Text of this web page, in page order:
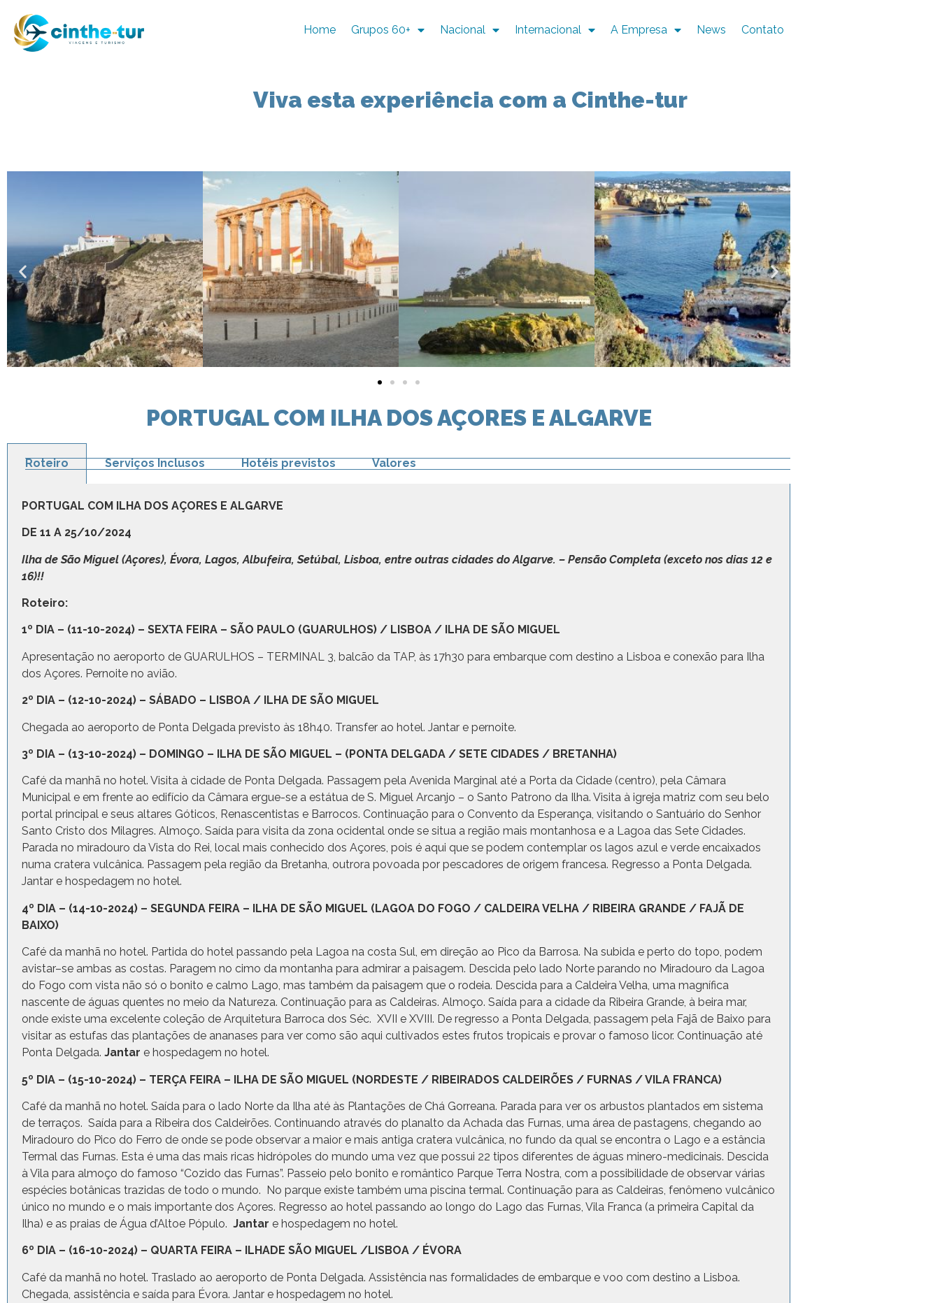
Home Grupos 60+ Nacional Internacional A Empresa News Contato
Viva esta experiência com a Cinthe-tur
PORTUGAL COM ILHA DOS AÇORES E ALGARVE
Roteiro Serviços Inclusos Hotéis previstos Valores
PORTUGAL COM ILHA DOS AÇORES E ALGARVE
DE 11 A 25/10/2024
Ilha de São Miguel (Açores), Évora, Lagos, Albufeira, Setúbal, Lisboa, entre outras cidades do Algarve. – Pensão Completa (exceto nos dias 12 e
16)!!
Roteiro:
1º DIA – (11-10-2024) – SEXTA FEIRA – SÃO PAULO (GUARULHOS) / LISBOA / ILHA DE SÃO MIGUEL
Apresentação no aeroporto de GUARULHOS – TERMINAL 3, balcão da TAP, às 17h30 para embarque com destino a Lisboa e conexão para Ilha
dos Açores. Pernoite no avião.
2º DIA – (12-10-2024) – SÁBADO – LISBOA / ILHA DE SÃO MIGUEL
Chegada ao aeroporto de Ponta Delgada previsto às 18h40. Transfer ao hotel. Jantar e pernoite.
3º DIA – (13-10-2024) – DOMINGO – ILHA DE SÃO MIGUEL – (PONTA DELGADA / SETE CIDADES / BRETANHA)
Café da manhã no hotel. Visita à cidade de Ponta Delgada. Passagem pela Avenida Marginal até a Porta da Cidade (centro), pela Câmara
Municipal e em frente ao edifício da Câmara ergue-se a estátua de S. Miguel Arcanjo – o Santo Patrono da Ilha. Visita à igreja matriz com seu belo
portal principal e seus altares Góticos, Renascentistas e Barrocos. Continuação para o Convento da Esperança, visitando o Santuário do Senhor
Santo Cristo dos Milagres. Almoço. Saída para visita da zona ocidental onde se situa a região mais montanhosa e a Lagoa das Sete Cidades.
Parada no miradouro da Vista do Rei, local mais conhecido dos Açores, pois é aqui que se podem contemplar os lagos azul e verde encaixados
numa cratera vulcânica. Passagem pela região da Bretanha, outrora povoada por pescadores de origem francesa. Regresso a Ponta Delgada.
Jantar e hospedagem no hotel.
4º DIA – (14-10-2024) – SEGUNDA FEIRA – ILHA DE SÃO MIGUEL (LAGOA DO FOGO / CALDEIRA VELHA / RIBEIRA GRANDE / FAJÃ DE
BAIXO)
Café da manhã no hotel. Partida do hotel passando pela Lagoa na costa Sul, em direção ao Pico da Barrosa. Na subida e perto do topo, podem
avistar–se ambas as costas. Paragem no cimo da montanha para admirar a paisagem. Descida pelo lado Norte parando no Miradouro da Lagoa
do Fogo com vista não só o bonito e calmo Lago, mas também da paisagem que o rodeia. Descida para a Caldeira Velha, uma magnífica
nascente de águas quentes no meio da Natureza. Continuação para as Caldeiras. Almoço. Saída para a cidade da Ribeira Grande, à beira mar,
onde existe uma excelente coleção de Arquitetura Barroca dos Séc. XVII e XVIII. De regresso a Ponta Delgada, passagem pela Fajã de Baixo para
visitar as estufas das plantações de ananases para ver como são aqui cultivados estes frutos tropicais e provar o famoso licor. Continuação até
Ponta Delgada. Jantar e hospedagem no hotel.
5º DIA – (15-10-2024) – TERÇA FEIRA – ILHA DE SÃO MIGUEL (NORDESTE / RIBEIRADOS CALDEIRÕES / FURNAS / VILA FRANCA)
Café da manhã no hotel. Saída para o lado Norte da Ilha até às Plantações de Chá Gorreana. Parada para ver os arbustos plantados em sistema
de terraços. Saída para a Ribeira dos Caldeirões. Continuando através do planalto da Achada das Furnas, uma área de pastagens, chegando ao
Miradouro do Pico do Ferro de onde se pode observar a maior e mais antiga cratera vulcânica, no fundo da qual se encontra o Lago e a estância
Termal das Furnas. Esta é uma das mais ricas hidrópoles do mundo uma vez que possui 22 tipos diferentes de águas minero-medicinais. Descida
à Vila para almoço do famoso “Cozido das Furnas”. Passeio pelo bonito e romântico Parque Terra Nostra, com a possibilidade de observar várias
espécies botânicas trazidas de todo o mundo. No parque existe também uma piscina termal. Continuação para as Caldeiras, fenômeno vulcânico
único no mundo e o mais importante dos Açores. Regresso ao hotel passando ao longo do Lago das Furnas, Vila Franca (a primeira Capital da
Ilha) e as praias de Água d’Altoe Pópulo. Jantar e hospedagem no hotel.
6º DIA – (16-10-2024) – QUARTA FEIRA – ILHADE SÃO MIGUEL /LISBOA / ÉVORA
Café da manhã no hotel. Traslado ao aeroporto de Ponta Delgada. Assistência nas formalidades de embarque e voo com destino a Lisboa.
Chegada, assistência e saída para Évora. Jantar e hospedagem no hotel.